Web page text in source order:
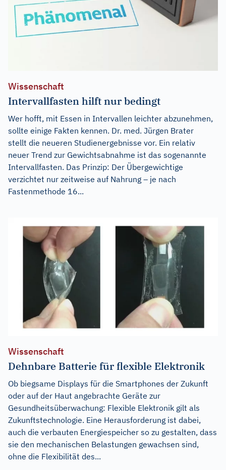
Wissenschaft
Intervallfasten hilft nur bedingt
Wer hofft, mit Essen in Intervallen leichter abzunehmen,
sollte einige Fakten kennen. Dr. med. Jürgen Brater
stellt die neueren Studienergebnisse vor. Ein relativ
neuer Trend zur Gewichtsabnahme ist das sogenannte
Intervallfasten. Das Prinzip: Der Übergewichtige
verzichtet nur zeitweise auf Nahrung – je nach
Fastenmethode 16...
Wissenschaft
Dehnbare Batterie für flexible Elektronik
Ob biegsame Displays für die Smartphones der Zukunft
oder auf der Haut angebrachte Geräte zur
Gesundheitsüberwachung: Flexible Elektronik gilt als
Zukunftstechnologie. Eine Herausforderung ist dabei,
auch die verbauten Energiespeicher so zu gestalten, dass
sie den mechanischen Belastungen gewachsen sind,
ohne die Flexibilität des...